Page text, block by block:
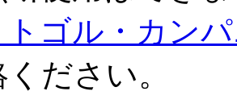
トゴル・カン
ださい。